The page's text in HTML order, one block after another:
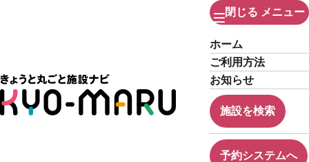
閉じる メニュー
ホーム
ご利用方法
お知らせ
施設を検索
予約システムへ